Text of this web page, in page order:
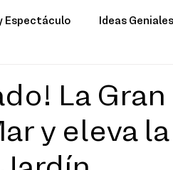
Espectáculo Ideas Geniales
La
y eleva